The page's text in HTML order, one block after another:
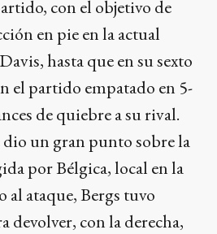
con el objetivo de
en pie en la actual
hasta que en su sexto
el partido empatado en 5-
de quiebre a su rival.
dio un gran punto sobre la
por Bélgica, local en la
al ataque, Bergs tuvo
devolver, con la derecha,